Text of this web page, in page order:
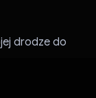
drodze do